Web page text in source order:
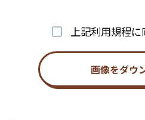
上記利用規程に
画像をダウ